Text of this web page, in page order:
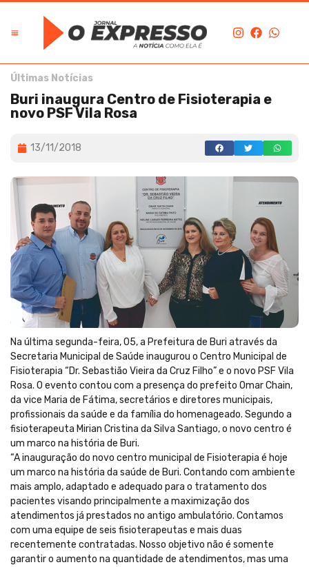
Últimas Notícias
Buri inaugura Centro de Fisioterapia e
novo PSF Vila Rosa
13/11/2018
Na última segunda-feira, 05, a Prefeitura de Buri através da
Secretaria Municipal de Saúde inaugurou o Centro Municipal de
Fisioterapia “Dr. Sebastião Vieira da Cruz Filho” e o novo PSF Vila
Rosa. O evento contou com a presença do prefeito Omar Chain,
da vice Maria de Fátima, secretários e diretores municipais,
profissionais da saúde e da família do homenageado. Segundo a
fisioterapeuta Mirian Cristina da Silva Santiago, o novo centro é
um marco na história de Buri.
“A inauguração do novo centro municipal de Fisioterapia é hoje
um marco na história da saúde de Buri. Contando com ambiente
mais amplo, adaptado e adequado para o tratamento dos
pacientes visando principalmente a maximização dos
atendimentos já prestados no antigo ambulatório. Contamos
com uma equipe de seis fisioterapeutas e mais duas
recentemente contratadas. Nosso objetivo não é somente
garantir o aumento na quantidade de atendimentos, mas uma